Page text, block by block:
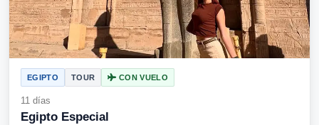
EGIPTO TOUR CON VUELO
11 días
Egipto Especial